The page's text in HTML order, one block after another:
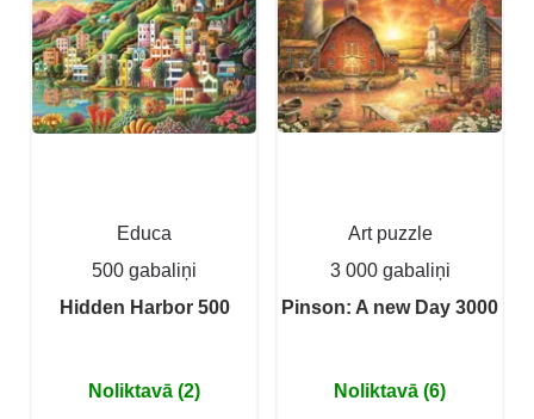
Educa
500 gabaliņi
Hidden Harbor 500
Noliktavā (2)
Art puzzle
3 000 gabaliņi
Pinson: A new Day 3000
Noliktavā (6)